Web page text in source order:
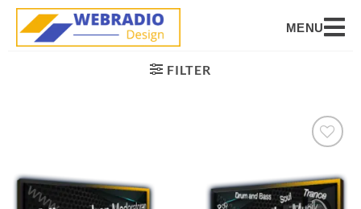
MENU
FILTER
Wunschliste
setzen